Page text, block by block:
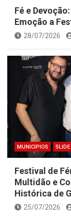
Fé e
Emoção a
28/07/2026
MUNICIPIOS SLIDE
Festival de
Multidão e
Histórica de
25/07/2026